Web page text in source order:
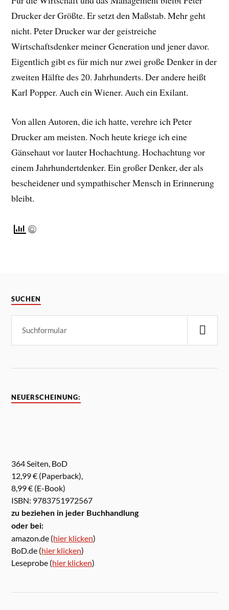
Drucker der Größte. Er setzt den Maßstab. Mehr geht
nicht. Peter Drucker war der geistreiche
Wirtschaftsdenker meiner Generation und jener davor.
Eigentlich gibt es für mich nur zwei große Denker in der
zweiten Hälfte des 20. Jahrhunderts. Der andere heißt
Karl Popper. Auch ein Wiener. Auch ein Exilant.
Von allen Autoren, die ich hatte, verehre ich Peter
Drucker am meisten. Noch heute kriege ich eine
Gänsehaut vor lauter Hochachtung. Hochachtung vor
einem Jahrhundertdenker. Ein großer Denker, der als
bescheidener und sympathischer Mensch in Erinnerung
bleibt.
SUCHEN
NEUERSCHEINUNG:
364 Seiten, BoD
12,99 € (Paperback),
8,99 € (E-Book)
ISBN: 9783751972567
zu beziehen in jeder Buchhandlung
oder bei:
amazon.de (hier klicken)
BoD.de (hier klicken)
Leseprobe (hier klicken)